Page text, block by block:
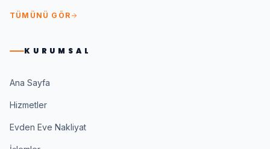
TÜMÜNÜ GÖR
KURUMSAL
Ana Sayfa
Hizmetler
Evden Eve Nakliyat